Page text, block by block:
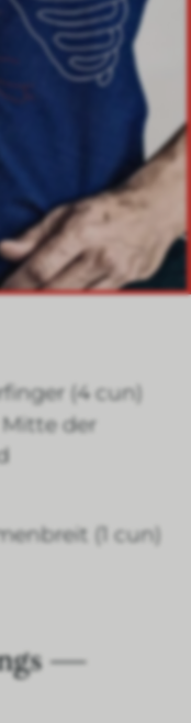
(4 cun)
der
(1 cun)
—